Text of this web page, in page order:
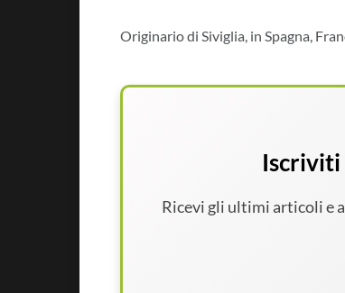
Originario di Siviglia, in Spagna,
Iscriviti
Ricevi gli ultimi articoli e